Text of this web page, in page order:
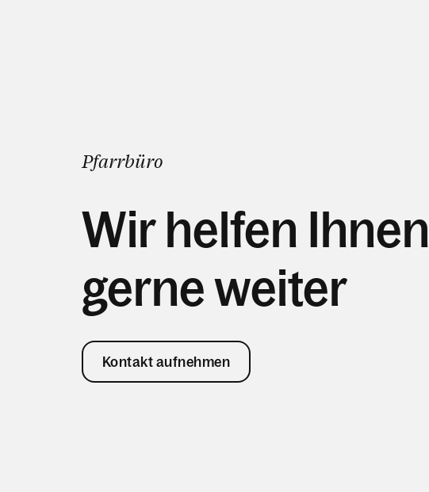
Pfarrbüro
Wir helfen Ihnen
gerne weiter
Kontakt aufnehmen